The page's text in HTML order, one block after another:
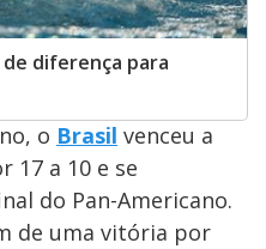
de diferença para
o Brasil venceu a
17 a 10 e se
do Pan-Americano.
de uma vitória por